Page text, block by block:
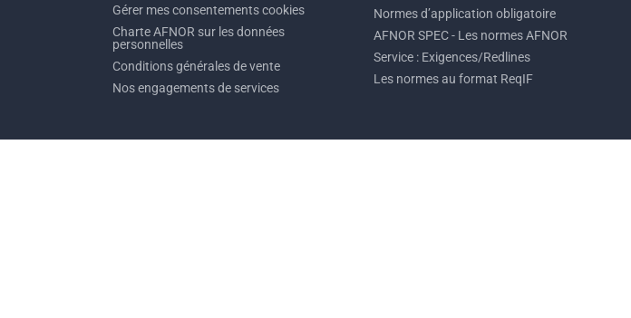
Gérer mes consentements cookies
Charte AFNOR sur les données
personnelles
Conditions générales de vente
Nos engagements de services
Normes d’application obligatoire
AFNOR SPEC - Les normes AFNOR
Service : Exigences/Redlines
Les normes au format ReqIF